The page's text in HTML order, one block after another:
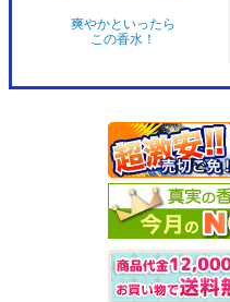
爽やかといったら
この香水！